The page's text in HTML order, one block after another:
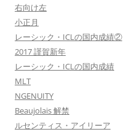
右向け左
小正月
レーシック・ICLの国内成績②
2017 謹賀新年
レーシック・ICLの国内成績
MLT
NGENUITY
Beaujolais 解禁
ルセンティス・アイリーア